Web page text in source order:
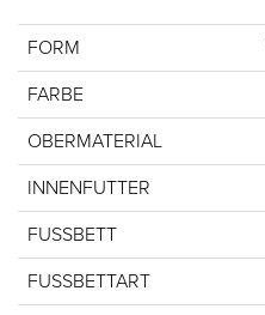
FORM
FARBE
OBERMATERIAL
INNENFUTTER
FUSSBETT
FUSSBETTART